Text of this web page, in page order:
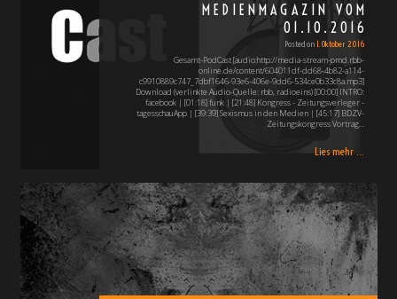
MEDIENMAGAZIN VOM
01.10.2016
Posted on 1. Oktober 2016
Gesamt-PodCast [audio:http://media-stream-pmd.rbb-
online.de/content/604011df-dd68-4b82-a114-
c9910889c747_7dbf1646-93e6-406e-9dd6-534ce0b33c8a.mp3]
Download (verlinkte Audio-Quelle: rbb, radioeins) [00:00] INTRO:
facebook | [01:18] funk | [21:48] Kongress - Zeitungsverleger -
tagesschauApp | [39:39] Sexismus in den Medien | [45:17] BDZV-
Zeitungskongress Vortrag…
Lies mehr ...